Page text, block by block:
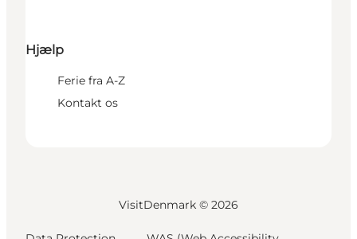
Hjælp
Ferie fra A-Z
Kontakt os
VisitDenmark © 2026